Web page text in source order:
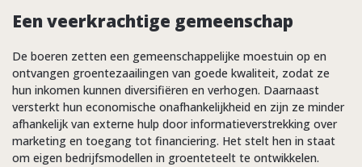
Een veerkrachtige gemeenschap
De boeren zetten een gemeenschappelijke moestuin op en
ontvangen groentezaailingen van goede kwaliteit, zodat ze
hun inkomen kunnen diversifiëren en verhogen. Daarnaast
versterkt hun economische onafhankelijkheid en zijn ze minder
afhankelijk van externe hulp door informatieverstrekking over
marketing en toegang tot financiering. Het stelt hen in staat
om eigen bedrijfsmodellen in groenteteelt te ontwikkelen.